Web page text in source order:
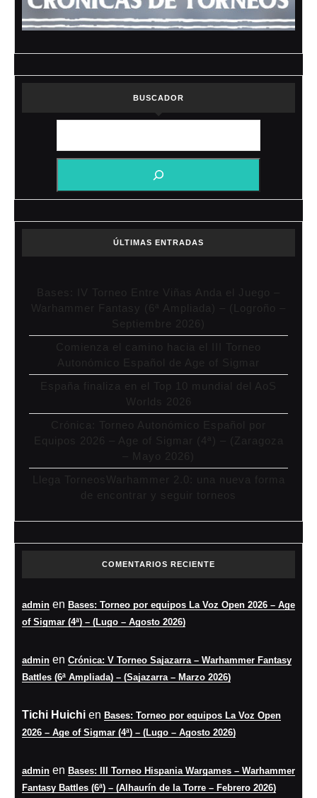
BUSCADOR
ÚLTIMAS ENTRADAS
Bases: IV Torneo Entre Viñas Anda el Juego –
Warhammer Fantasy (6ª Ampliada) – (Logroño –
Septiembre 2026)
Comienza el camino hacia el III Torneo
Autonómico Español de Age of Sigmar
España finaliza en el Top 10 mundial del AoS
Worlds 2026
Crónica: Torneo Autonómico Español por
Equipos 2026 – Age of Sigmar (4ª) – (Zaragoza
– Mayo 2026)
Llega TorneosWarhammer 2.0: una nueva forma
de encontrar y seguir torneos
COMENTARIOS RECIENTE
admin en Bases: Torneo por equipos La Voz Open 2026 – Age
of Sigmar (4ª) – (Lugo – Agosto 2026)
admin en Crónica: V Torneo Sajazarra – Warhammer Fantasy
Battles (6ª Ampliada) – (Sajazarra – Marzo 2026)
Tichi Huichi en Bases: Torneo por equipos La Voz Open
2026 – Age of Sigmar (4ª) – (Lugo – Agosto 2026)
admin en Bases: III Torneo Hispania Wargames – Warhammer
Fantasy Battles (6ª) – (Alhaurín de la Torre – Febrero 2026)